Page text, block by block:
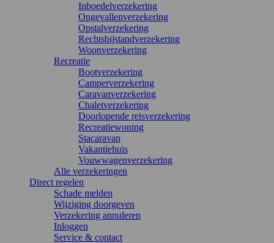
Inboedelverzekering
Ongevallenverzekering
Opstalverzekering
Rechtsbijstandverzekering
Woonverzekering
Recreatie
Bootverzekering
Camperverzekering
Caravanverzekering
Chaletverzekering
Doorlopende reisverzekering
Recreatiewoning
Stacaravan
Vakantiehuis
Vouwwagenverzekering
Alle verzekeringen
Direct regelen
Schade melden
Wijziging doorgeven
Verzekering annuleren
Inloggen
Service & contact